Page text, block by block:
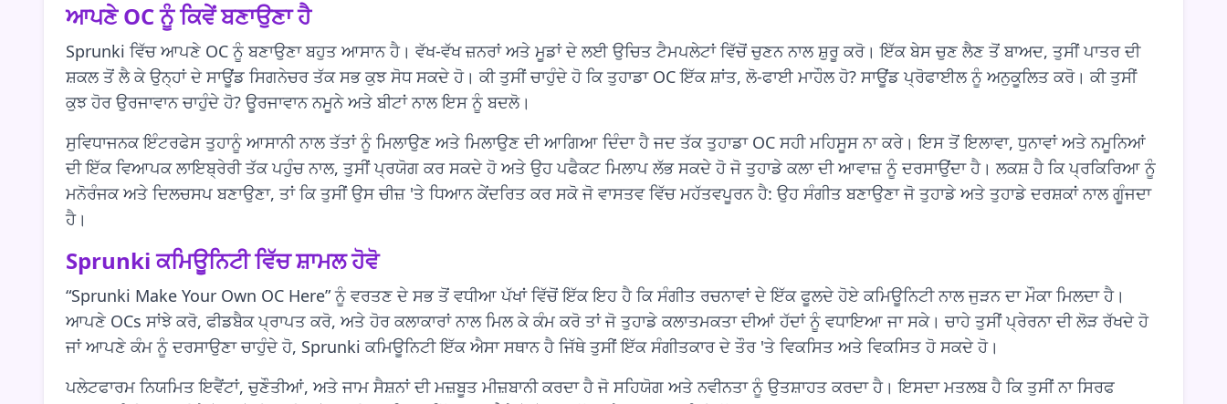
ਆਪਣੇ OC ਨੂੰ ਕਿਵੇਂ ਬਣਾਉਣਾ ਹੈ
Sprunki ਵਿੱਚ ਆਪਣੇ OC ਨੂੰ ਬਣਾਉਣਾ ਬਹੁਤ ਆਸਾਨ ਹੈ। ਵੱਖ-ਵੱਖ ਜ਼ਨਰਾਂ ਅਤੇ ਮੂਡਾਂ ਦੇ ਲਈ ਉਚਿਤ ਟੈਮਪਲੇਟਾਂ ਵਿੱਚੋਂ ਚੁਣਨ ਨਾਲ ਸ਼ੁਰੂ ਕਰੋ। ਇੱਕ ਬੇਸ ਚੁਣ ਲੈਣ ਤੋਂ ਬਾਅਦ, ਤੁਸੀਂ ਪਾਤਰ ਦੀ
ਸ਼ਕਲ ਤੋਂ ਲੈ ਕੇ ਉਨ੍ਹਾਂ ਦੇ ਸਾਊਂਡ ਸਿਗਨੇਚਰ ਤੱਕ ਸਭ ਕੁਝ ਸੋਧ ਸਕਦੇ ਹੋ। ਕੀ ਤੁਸੀਂ ਚਾਹੁੰਦੇ ਹੋ ਕਿ ਤੁਹਾਡਾ OC ਇੱਕ ਸ਼ਾਂਤ, ਲੋ-ਫਾਈ ਮਾਹੌਲ ਹੋ? ਸਾਊਂਡ ਪ੍ਰੋਫਾਈਲ ਨੂੰ ਅਨੁਕੂਲਿਤ ਕਰੋ। ਕੀ ਤੁਸੀਂ
ਕੁਝ ਹੋਰ ਉਰਜਾਵਾਨ ਚਾਹੁੰਦੇ ਹੋ? ਊਰਜਾਵਾਨ ਨਮੂਨੇ ਅਤੇ ਬੀਟਾਂ ਨਾਲ ਇਸ ਨੂੰ ਬਦਲੋ।
ਸੁਵਿਧਾਜਨਕ ਇੰਟਰਫੇਸ ਤੁਹਾਨੂੰ ਆਸਾਨੀ ਨਾਲ ਤੱਤਾਂ ਨੂੰ ਮਿਲਾਉਣ ਅਤੇ ਮਿਲਾਉਣ ਦੀ ਆਗਿਆ ਦਿੰਦਾ ਹੈ ਜਦ ਤੱਕ ਤੁਹਾਡਾ OC ਸਹੀ ਮਹਿਸੂਸ ਨਾ ਕਰੇ। ਇਸ ਤੋਂ ਇਲਾਵਾ, ਧੁਨਾਵਾਂ ਅਤੇ ਨਮੂਨਿਆਂ
ਦੀ ਇੱਕ ਵਿਆਪਕ ਲਾਇਬ੍ਰੇਰੀ ਤੱਕ ਪਹੁੰਚ ਨਾਲ, ਤੁਸੀਂ ਪ੍ਰਯੋਗ ਕਰ ਸਕਦੇ ਹੋ ਅਤੇ ਉਹ ਪਫੈਕਟ ਮਿਲਾਪ ਲੱਭ ਸਕਦੇ ਹੋ ਜੋ ਤੁਹਾਡੇ ਕਲਾ ਦੀ ਆਵਾਜ਼ ਨੂੰ ਦਰਸਾਉਂਦਾ ਹੈ। ਲਕਸ਼ ਹੈ ਕਿ ਪ੍ਰਕਿਰਿਆ ਨੂੰ
ਮਨੋਰੰਜਕ ਅਤੇ ਦਿਲਚਸਪ ਬਣਾਉਣਾ, ਤਾਂ ਕਿ ਤੁਸੀਂ ਉਸ ਚੀਜ਼ 'ਤੇ ਧਿਆਨ ਕੇਂਦਰਿਤ ਕਰ ਸਕੋ ਜੋ ਵਾਸਤਵ ਵਿੱਚ ਮਹੱਤਵਪੂਰਨ ਹੈ: ਉਹ ਸੰਗੀਤ ਬਣਾਉਣਾ ਜੋ ਤੁਹਾਡੇ ਅਤੇ ਤੁਹਾਡੇ ਦਰਸ਼ਕਾਂ ਨਾਲ ਗੂੰਜਦਾ
ਹੈ।
Sprunki ਕਮਿਊਨਿਟੀ ਵਿੱਚ ਸ਼ਾਮਲ ਹੋਵੋ
“Sprunki Make Your Own OC Here” ਨੂੰ ਵਰਤਣ ਦੇ ਸਭ ਤੋਂ ਵਧੀਆ ਪੱਖਾਂ ਵਿੱਚੋਂ ਇੱਕ ਇਹ ਹੈ ਕਿ ਸੰਗੀਤ ਰਚਨਾਵਾਂ ਦੇ ਇੱਕ ਫੂਲਦੇ ਹੋਏ ਕਮਿਊਨਿਟੀ ਨਾਲ ਜੁੜਨ ਦਾ ਮੌਕਾ ਮਿਲਦਾ ਹੈ।
ਆਪਣੇ OCs ਸਾਂਝੇ ਕਰੋ, ਫੀਡਬੈਕ ਪ੍ਰਾਪਤ ਕਰੋ, ਅਤੇ ਹੋਰ ਕਲਾਕਾਰਾਂ ਨਾਲ ਮਿਲ ਕੇ ਕੰਮ ਕਰੋ ਤਾਂ ਜੋ ਤੁਹਾਡੇ ਕਲਾਤਮਕਤਾ ਦੀਆਂ ਹੱਦਾਂ ਨੂੰ ਵਧਾਇਆ ਜਾ ਸਕੇ। ਚਾਹੇ ਤੁਸੀਂ ਪ੍ਰੇਰਨਾ ਦੀ ਲੋੜ ਰੱਖਦੇ ਹੋ
ਜਾਂ ਆਪਣੇ ਕੰਮ ਨੂੰ ਦਰਸਾਉਣਾ ਚਾਹੁੰਦੇ ਹੋ, Sprunki ਕਮਿਊਨਿਟੀ ਇੱਕ ਐਸਾ ਸਥਾਨ ਹੈ ਜਿੱਥੇ ਤੁਸੀਂ ਇੱਕ ਸੰਗੀਤਕਾਰ ਦੇ ਤੌਰ 'ਤੇ ਵਿਕਸਿਤ ਅਤੇ ਵਿਕਸਿਤ ਹੋ ਸਕਦੇ ਹੋ।
ਪਲੇਟਫਾਰਮ ਨਿਯਮਿਤ ਇਵੈਂਟਾਂ, ਚੁਣੌਤੀਆਂ, ਅਤੇ ਜਾਮ ਸੈਸ਼ਨਾਂ ਦੀ ਮਜ਼ਬੂਤ ਮੀਜ਼ਬਾਨੀ ਕਰਦਾ ਹੈ ਜੋ ਸਹਿਯੋਗ ਅਤੇ ਨਵੀਨਤਾ ਨੂੰ ਉਤਸ਼ਾਹਤ ਕਰਦਾ ਹੈ। ਇਸਦਾ ਮਤਲਬ ਹੈ ਕਿ ਤੁਸੀਂ ਨਾ ਸਿਰਫ